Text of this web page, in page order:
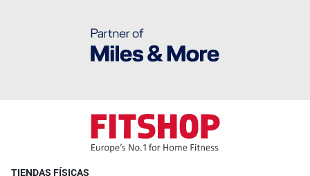
TIENDAS FÍSICAS